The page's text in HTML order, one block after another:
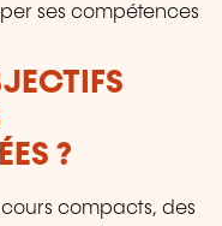
ses compétences
?
compacts, des